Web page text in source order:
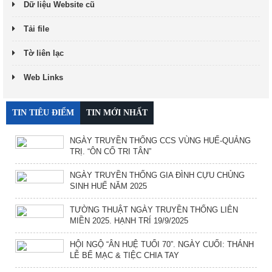
Dữ liệu Website cũ
Tải file
Tờ liên lạc
Web Links
TIN TIÊU ĐIỂM TIN MỚI NHẤT
NGÀY TRUYỀN THỐNG CCS VÙNG HUẾ-QUẢNG
TRỊ. “ÔN CỐ TRI TÂN”
NGÀY TRUYỀN THỐNG GIA ĐÌNH CỰU CHỦNG
SINH HUẾ NĂM 2025
TƯỜNG THUẬT NGÀY TRUYỀN THỐNG LIÊN
MIỀN 2025. HẠNH TRÍ 19/9/2025
HỘI NGỘ “ÂN HUỆ TUỔI 70”. NGÀY CUỐI: THÁNH
LỄ BẾ MẠC & TIỆC CHIA TAY